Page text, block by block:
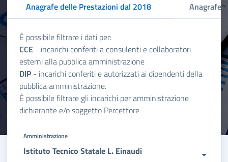
Anagrafe delle Prestazioni dal 2018 Anagrafe
È possibile filtrare i dati per:
CCE - incarichi conferiti a consulenti e collaboratori
esterni alla pubblica amministrazione
DIP - incarichi conferiti e autorizzati ai dipendenti della
pubblica amministrazione.
È possibile filtrare gli incarichi per amministrazione
dichiarante e/o soggetto Percettore
Amministrazione
Istituto Tecnico Statale L. Einaudi